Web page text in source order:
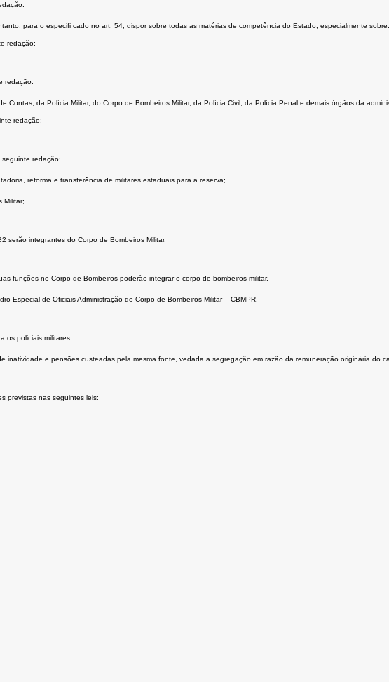
para o especifi cado no art. 54, dispor sobre todas as matérias de competência do Estado, especialmente sobre:
redação:
redação:
da Polícia Militar, do Corpo de Bombeiros Militar, da Polícia Civil, da Polícia Penal e demais órgãos da
redação:
seguinte redação:
reforma e transferência de militares estaduais para a reserva;
Militar;
serão integrantes do Corpo de Bombeiros Militar.
funções no Corpo de Bombeiros poderão integrar o corpo de bombeiros militar.
Especial de Oficiais Administração do Corpo de Bombeiros Militar – CBMPR.
os policiais militares.
e pensões custeadas pela mesma fonte, vedada a segregação em razão da remuneração originária do
previstas nas seguintes leis: